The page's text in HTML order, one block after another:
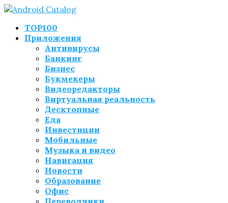
TOP100
Приложения
Антивирусы
Банкинг
Бизнес
Букмекеры
Видеоредакторы
Виртуальная реальность
Десктопные
Еда
Инвестиции
Мобильные
Музыка и видео
Навигация
Новости
Образование
Офис
Переводчики